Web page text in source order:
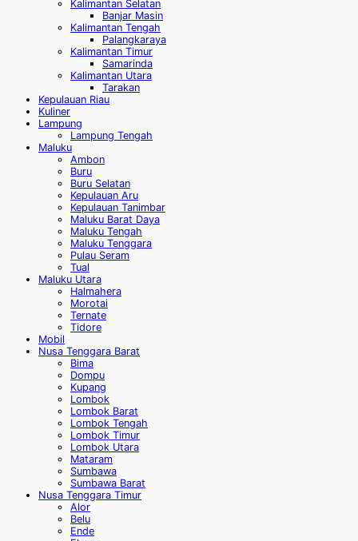
Kalimantan Selatan
Banjar Masin
Kalimantan Tengah
Palangkaraya
Kalimantan Timur
Samarinda
Kalimantan Utara
Tarakan
Kepulauan Riau
Kuliner
Lampung
Lampung Tengah
Maluku
Ambon
Buru
Buru Selatan
Kepulauan Aru
Kepulauan Tanimbar
Maluku Barat Daya
Maluku Tengah
Maluku Tenggara
Pulau Seram
Tual
Maluku Utara
Halmahera
Morotai
Ternate
Tidore
Mobil
Nusa Tenggara Barat
Bima
Dompu
Kupang
Lombok
Lombok Barat
Lombok Tengah
Lombok Timur
Lombok Utara
Mataram
Sumbawa
Sumbawa Barat
Nusa Tenggara Timur
Alor
Belu
Ende